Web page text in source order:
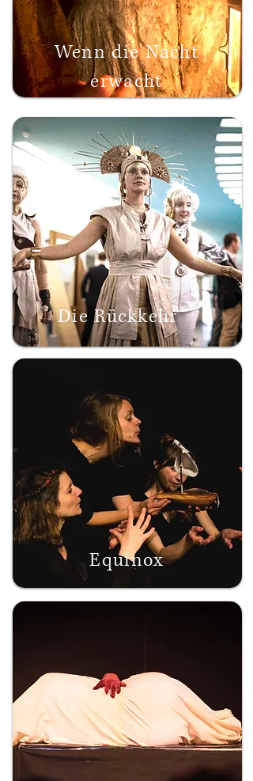
Wenn die Nacht
erwacht
Die Rückkehr
Equinox